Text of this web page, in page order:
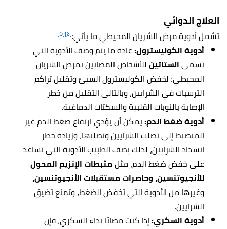
العلاج الدوائي
تشمل أدوية مرض الشريان المحيطي ما يأتي:[٤] [٥]
أدوية الكوليسترول:عادة ما يتم وصف الأدوية التي
تسمىالستاتينللأشخاص المصابين بمرض الشريان
المحيطي؛ لخفض الكوليسترول السيئ وتقليل تراكم
الترسبات في الشرايين، وبالتالي التقليل من خطر
الإصابة بالنوبات القلبية والسكتات الدماغية.
أدوية ضغط الدم:يمكن أن يؤدي ارتفاع ضغط الدم غير
المنضبط إلى تصلب الشرايين وتصلبها، وزيادة خطر
انسداد الشرايين، لذلك يصف الطبيب الأدوية التي تساعد
على خفض ضغط الدم، مثلمثبطات الإنزيم المحول
للأنجيوتنسين، وحاصرات مستقبلات الأنجيوتنسين،
وغيرها من الأدوية التي تخفض الضغط، وتمنع تضيق
الشرايين.
أدوية السكري:إذا كنت مصابًا بداء السكري، فإن